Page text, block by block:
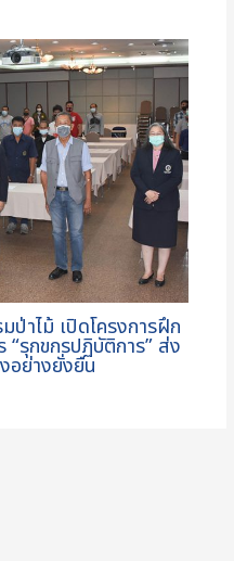
าไม้ เปิดโครงการฝึก
รุกขกรปฏิบัติการ” ส่ง
อย่างยั่งยืน